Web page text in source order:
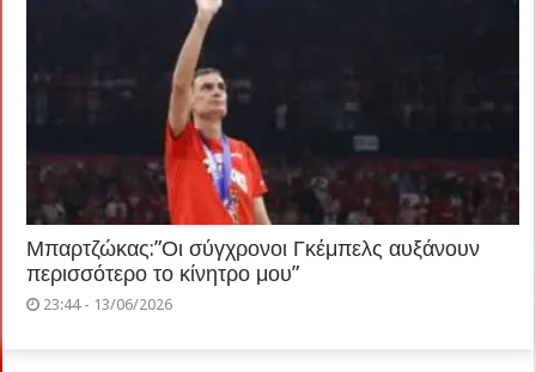
Μπαρτζώκας:”Οι σύγχρονοι Γκέμπελς αυξάνουν
περισσότερο το κίνητρο μου”
23:44 - 13/06/2026